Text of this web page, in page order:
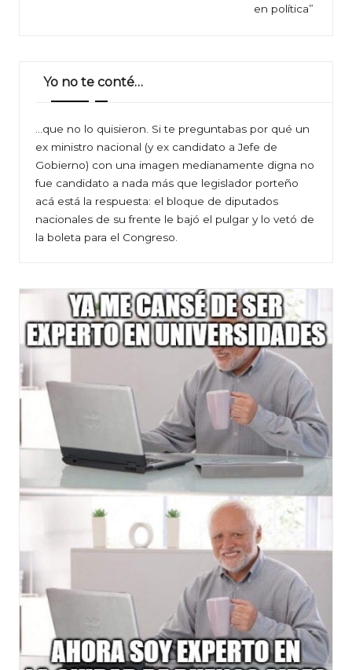
en política”
Yo no te conté…
…que no lo quisieron. Si te preguntabas por qué un
ex ministro nacional (y ex candidato a Jefe de
Gobierno) con una imagen medianamente digna no
fue candidato a nada más que legislador porteño
acá está la respuesta: el bloque de diputados
nacionales de su frente le bajó el pulgar y lo vetó de
la boleta para el Congreso.